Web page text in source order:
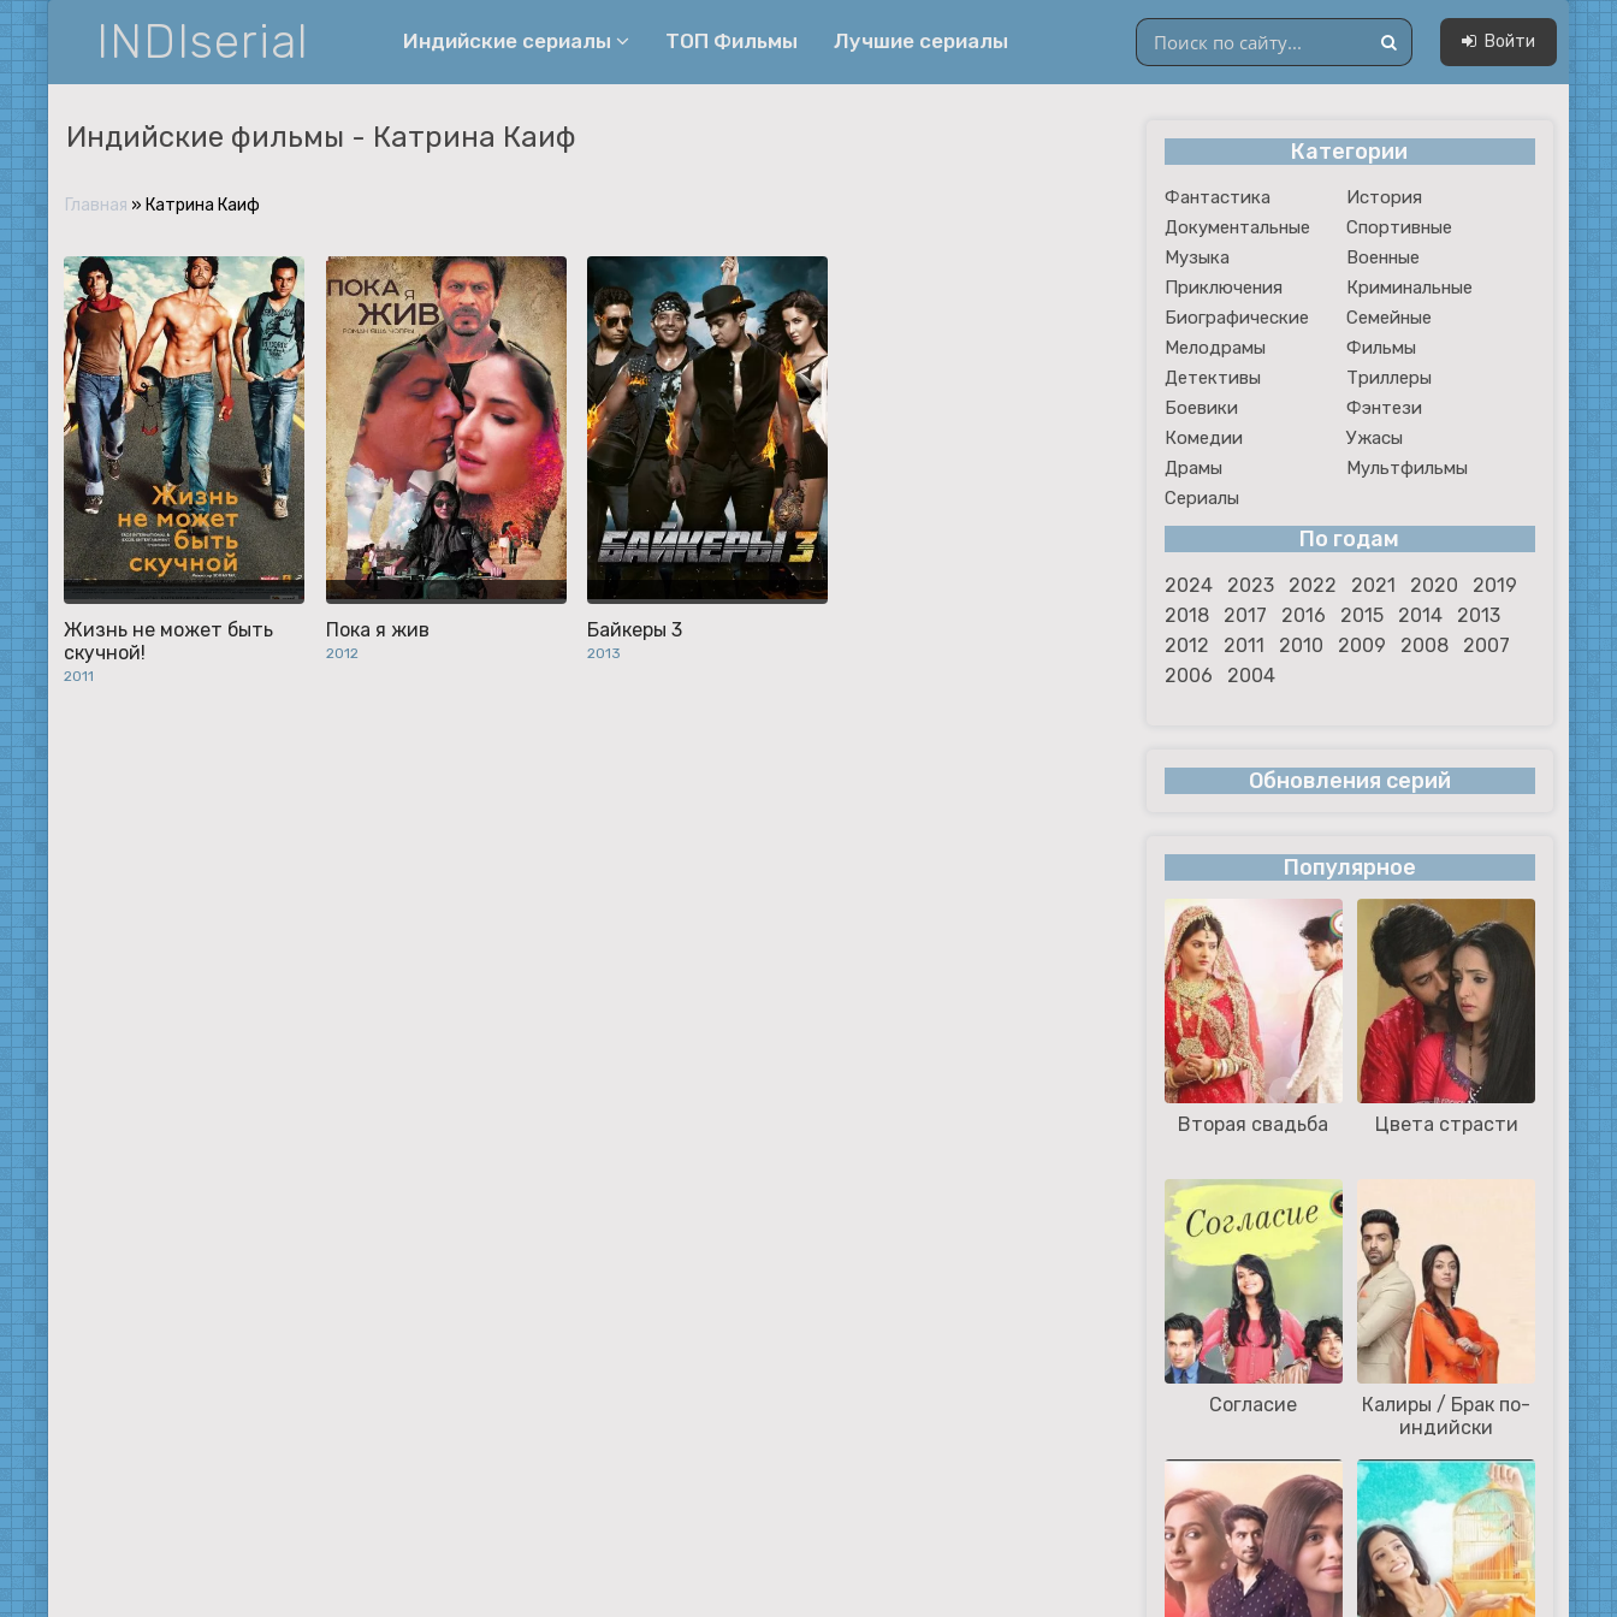
INDIserial Индийские сериалы
Фантастика
Спортивные
Музыка
Военные
Семейные
Мелодрамы
Фильмы
Мультфильмы
Сериалы
ТОП Фильмы Лучшие сериалы Войти
Индийские фильмы - Катрина Каиф
Главная » Катрина Каиф
Жизнь не может быть
скучной!
2011
Пока я жив
2012
Байкеры 3
2013
Категории
Фантастика
История
Документальные
Спортивные
Музыка
Военные
Приключения
Криминальные
Биографические
Семейные
Мелодрамы
Фильмы
Детективы
Триллеры
Боевики
Фэнтези
Комедии
Ужасы
Драмы
Мультфильмы
Сериалы
По годам
2024 2023 2022 2021 2020
2019
2018
2017 2016 2015 2014
2013
2012
2011 2010 2009 2008
2007
2006
2004
Обновления серий
Популярное
Вторая свадьба Цвета страсти
Согласие
Калиры / Брак по-
индийски